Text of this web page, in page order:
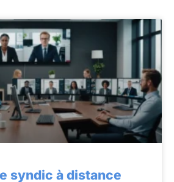
syndic à distance